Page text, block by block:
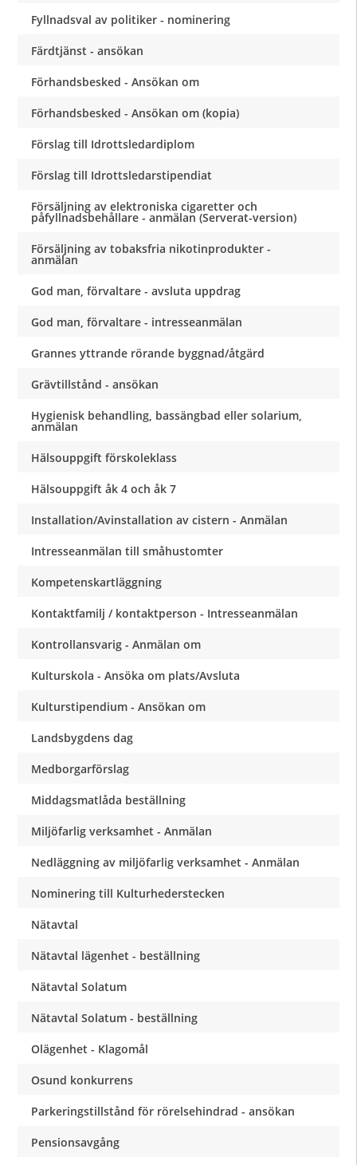
Fyllnadsval av politiker - nominering
Färdtjänst - ansökan
Förhandsbesked - Ansökan om
Förhandsbesked - Ansökan om (kopia)
Förslag till Idrottsledardiplom
Förslag till Idrottsledarstipendiat
Försäljning av elektroniska cigaretter och
påfyllnadsbehållare - anmälan (Serverat-version)
Försäljning av tobaksfria nikotinprodukter -
anmälan
God man, förvaltare - avsluta uppdrag
God man, förvaltare - intresseanmälan
Grannes yttrande rörande byggnad/åtgärd
Grävtillstånd - ansökan
Hygienisk behandling, bassängbad eller solarium,
anmälan
Hälsouppgift förskoleklass
Hälsouppgift åk 4 och åk 7
Installation/Avinstallation av cistern - Anmälan
Intresseanmälan till småhustomter
Kompetenskartläggning
Kontaktfamilj / kontaktperson - Intresseanmälan
Kontrollansvarig - Anmälan om
Kulturskola - Ansöka om plats/Avsluta
Kulturstipendium - Ansökan om
Landsbygdens dag
Medborgarförslag
Middagsmatlåda beställning
Miljöfarlig verksamhet - Anmälan
Nedläggning av miljöfarlig verksamhet - Anmälan
Nominering till Kulturhederstecken
Nätavtal
Nätavtal lägenhet - beställning
Nätavtal Solatum
Nätavtal Solatum - beställning
Olägenhet - Klagomål
Osund konkurrens
Parkeringstillstånd för rörelsehindrad - ansökan
Pensionsavgång